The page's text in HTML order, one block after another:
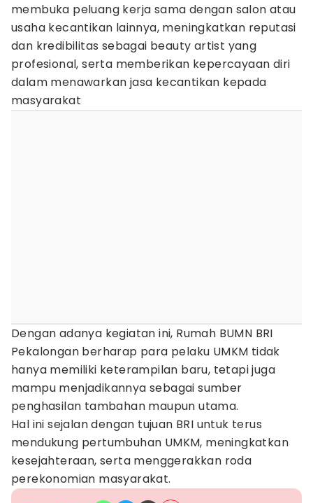
membuka peluang kerja sama dengan salon atau
usaha kecantikan lainnya, meningkatkan reputasi
dan kredibilitas sebagai beauty artist yang
profesional, serta memberikan kepercayaan diri
dalam menawarkan jasa kecantikan kepada
masyarakat
Dengan adanya kegiatan ini, Rumah BUMN BRI
Pekalongan berharap para pelaku UMKM tidak
hanya memiliki keterampilan baru, tetapi juga
mampu menjadikannya sebagai sumber
penghasilan tambahan maupun utama.
Hal ini sejalan dengan tujuan BRI untuk terus
mendukung pertumbuhan UMKM, meningkatkan
kesejahteraan, serta menggerakkan roda
perekonomian masyarakat.